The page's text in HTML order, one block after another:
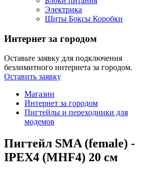
Электрика
Щиты Боксы Коробки
Интернет за городом
Оставьте заявку для подключения
безлимитного интернета за городом.
Оставить заявку
Магазин
Интернет за городом
Пигтейлы и переходники для
модемов
Пигтейл SMA (female) -
IPEX4 (MHF4) 20 см